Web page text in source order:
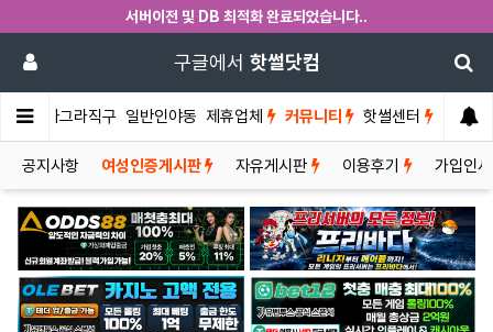
서버이전 및 DB 최적화 완료되었습니다..
구글에서 핫썰닷컴
비아그라직구 일반인야동 제휴업체 커뮤니티 핫썰센터
공지사항 여성인증게시판 자유게시판 이용후기 가입인